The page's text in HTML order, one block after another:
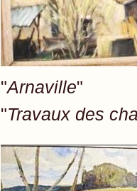
"Arnaville
"Travaux des